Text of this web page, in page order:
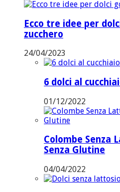
Ecco tre idee per
zucchero
24/04/2023
6 dolci al
01/12/2022
Colombe Senza
Senza Glutine
04/04/2022